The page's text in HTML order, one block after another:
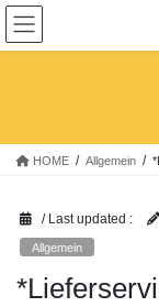
Skip
the
Skip
the
HOME Allgemein
/ Last updated :
Allgemein